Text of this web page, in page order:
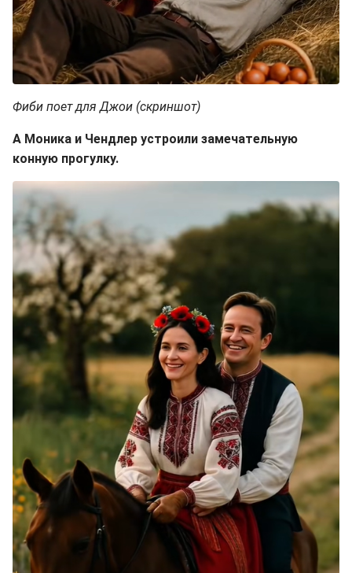
Фиби поет для Джои (скриншот)
А Моника и Чендлер устроили замечательную
конную прогулку.